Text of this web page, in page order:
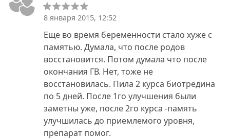
8 января 2015, 12:52
Еще во время беременности стало хуже с
памятью. Думала, что после родов
восстановится. Потом думала что после
окончания ГВ. Нет, тоже не
восстановилась. Пила 2 курса биотредина
по 5 дней. После 1го улучшения были
заметны уже, после 2го курса -память
улучшилась до приемлемого уровня,
препарат помог.